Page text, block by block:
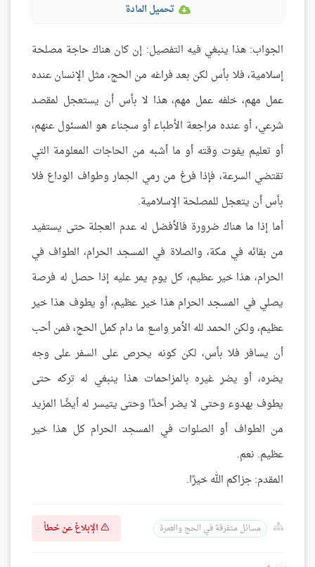
تحميل المادة
الجواب: هذا ينبغي فيه التفصيل: إن كان هناك حاجة مصلحة
إسلامية، فلا بأس لكن بعد فراغه من الحج، مثل الإنسان عنده
عمل مهم، خلفه عمل مهم، هذا لا بأس أن يستعجل لمقصد
شرعي، أو عنده مراجعة الأطباء أو سجناء هو المسئول عنهم،
أو تعليم يفوت وقته أو ما أشبه من الحاجات المعلومة التي
تقتضي السرعة، فإذا فرغ من رمي الجمار وطواف الوداع فلا
بأس أن يتعجل للمصلحة الإسلامية.
أما إذا ما هناك ضرورة فالأفضل له عدم العجلة حتى يستفيد
من بقائه في مكة، والصلاة في المسجد الحرام، الطواف في
الحرام، هذا خير عظيم، كل يوم يمر عليه إذا حصل له فرصة
يصلي في المسجد الحرام هذا خير عظيم، أو يطوف هذا خير
عظيم، ولكن الحمد لله الأمر واسع ما دام كمل الحج، فمن أحب
أن يسافر فلا بأس، لكن كونه يحرص على السفر على وجه
يضره، أو يضر غيره بالمزاحمات هذا ينبغي له تركه حتى
يطوف بهدوء وحتى لا يضر أحدًا وحتى يتيسر له أيضًا المزيد
من الطواف أو الصلوات في المسجد الحرام كل هذا خير
عظيم. نعم.
المقدم: جزاكم الله خيرًا.
مسائل متفرقة في الحج والعمرة الإبلاغ عن خطأ